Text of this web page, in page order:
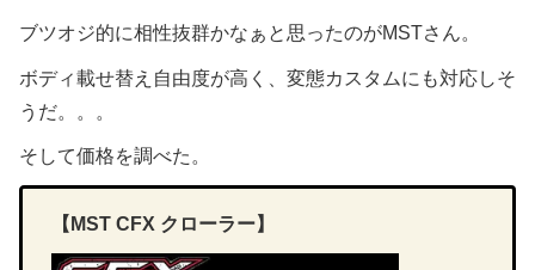
ブツオジ的に相性抜群かなぁと思ったのがMSTさん。
ボディ載せ替え自由度が高く、変態カスタムにも対応しそ
うだ。。。
そして価格を調べた。
【MST CFX クローラー】